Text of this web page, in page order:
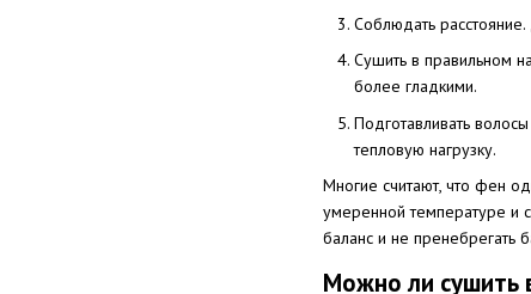
Соблюдать
Сушить в правильном
более гладкими.
Подготавливать
тепловую нагрузку.
Многие считают, что фен
умеренной температуре и
баланс и не пренебрегать
Можно ли сушить